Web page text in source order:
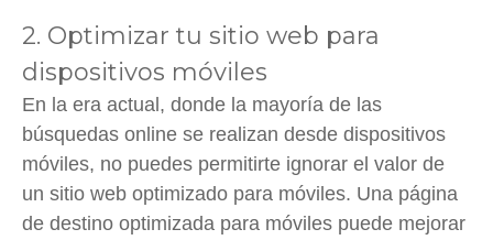
2. Optimizar tu sitio web para
dispositivos móviles
En la era actual, donde la mayoría de las
búsquedas online se realizan desde dispositivos
móviles, no puedes permitirte ignorar el valor de
un sitio web optimizado para móviles. Una página
de destino optimizada para móviles puede mejorar